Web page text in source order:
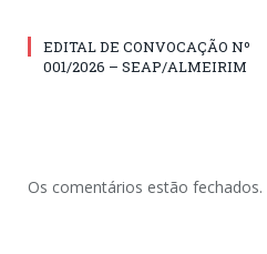
EDITAL DE CONVOCAÇÃO Nº
001/2026 – SEAP/ALMEIRIM
Os comentários estão fechados.